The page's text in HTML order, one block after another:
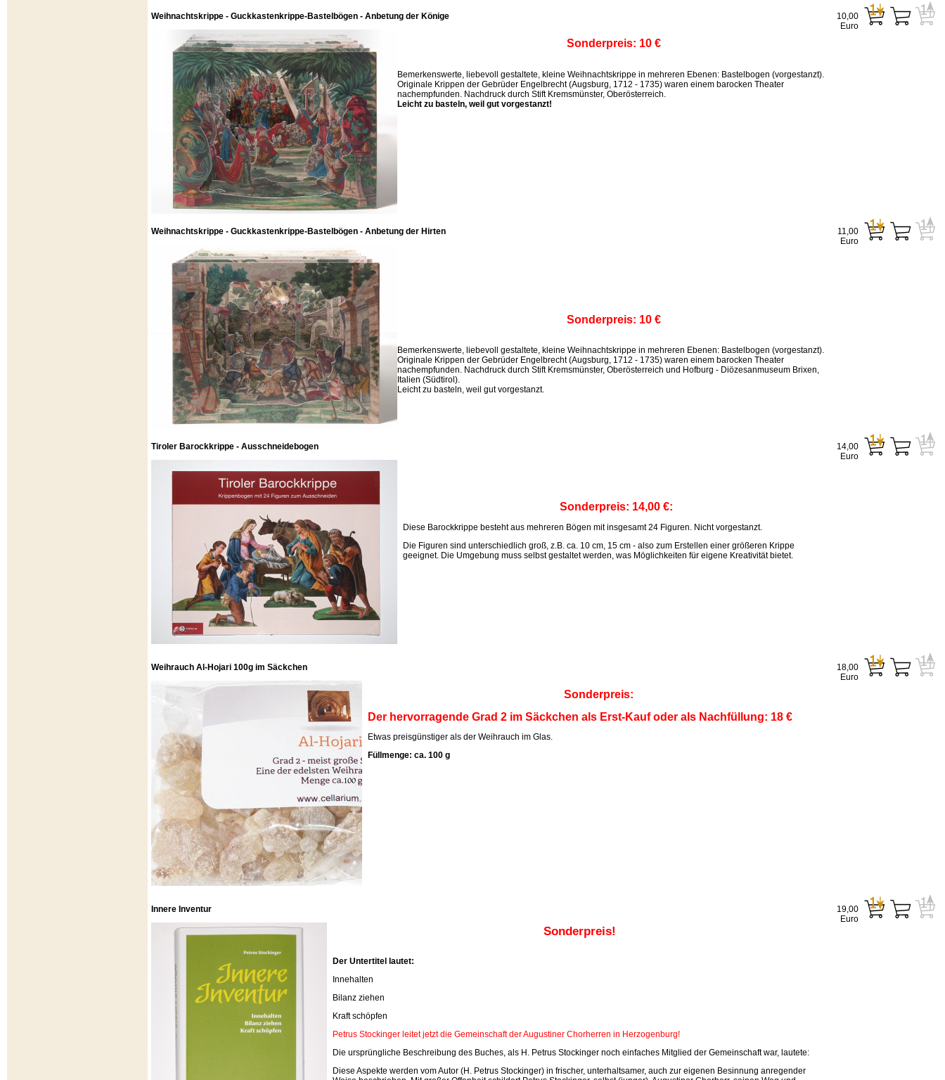
Weihnachtskrippe - Guckkastenkrippe-Bastelbögen - Anbetung der Könige
Sonderpreis: 10 €
Bemerkenswerte, liebevoll gestaltete, kleine Weihnachtskrippe in mehreren Ebenen: Bastelbogen (vorgestanzt).
Originale Krippen der Gebrüder Engelbrecht (Augsburg, 1712 - 1735) waren einem barocken Theater
nachempfunden. Nachdruck durch Stift Kremsmünster, Oberösterreich.
Leicht zu basteln, weil gut vorgestanzt!
10,00
Euro
Weihnachtskrippe - Guckkastenkrippe-Bastelbögen - Anbetung der Hirten
Sonderpreis: 10 €
Bemerkenswerte, liebevoll gestaltete, kleine Weihnachtskrippe in mehreren Ebenen: Bastelbogen (vorgestanzt).
Originale Krippen der Gebrüder Engelbrecht (Augsburg, 1712 - 1735) waren einem barocken Theater
nachempfunden. Nachdruck durch Stift Kremsmünster, Oberösterreich und Hofburg - Diözesanmuseum Brixen,
Italien (Südtirol).
Leicht zu basteln, weil gut vorgestanzt.
11,00
Euro
Tiroler Barockkrippe - Ausschneidebogen
Sonderpreis: 14,00 €:
Diese Barockkrippe besteht aus mehreren Bögen mit insgesamt 24 Figuren. Nicht vorgestanzt.
Die Figuren sind unterschiedlich groß, z.B. ca. 10 cm, 15 cm - also zum Erstellen einer größeren Krippe
geeignet. Die Umgebung muss selbst gestaltet werden, was Möglichkeiten für eigene Kreativität bietet.
14,00
Euro
Weihrauch Al-Hojari 100g im Säckchen
Sonderpreis:
Der hervorragende Grad 2 im Säckchen als Erst-Kauf oder als Nachfüllung: 18 €
Etwas preisgünstiger als der Weihrauch im Glas.
Füllmenge: ca. 100 g
18,00
Euro
Innere Inventur
Sonderpreis!
Der Untertitel lautet:
Innehalten
Bilanz ziehen
Kraft schöpfen
Petrus Stockinger leitet jetzt die Gemeinschaft der Augustiner Chorherren in Herzogenburg!
Die ursprüngliche Beschreibung des Buches, als H. Petrus Stockinger noch einfaches Mitglied der Gemeinschaft war, lautete:
Diese Aspekte werden vom Autor (H. Petrus Stockinger) in frischer, unterhaltsamer, auch zur eigenen Besinnung anregender
19,00
Euro